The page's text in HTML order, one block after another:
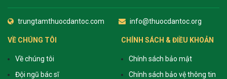
trungtamthuocdantoc.com info@thuocdantoc.org
VỀ CHÚNG TÔI
Về chúng tôi
Đội ngũ bác sĩ
CHÍNH SÁCH & ĐIỀU KHOẢN
Chính sách bảo mật
Chính sách bảo vệ thông tin